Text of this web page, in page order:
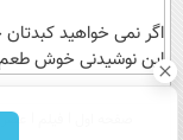
اگر نمی خواهید
این نوشیدنی خوش طعم
عصر